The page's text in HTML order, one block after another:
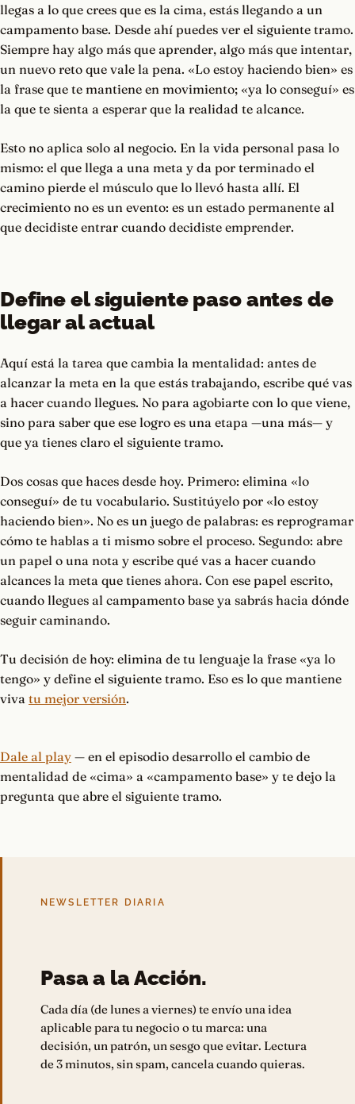
llegas a lo que crees que es la cima, estás llegando a un
campamento base. Desde ahí puedes ver el siguiente tramo.
Siempre hay algo más que aprender, algo más que intentar,
un nuevo reto que vale la pena. «Lo estoy haciendo bien» es
la frase que te mantiene en movimiento; «ya lo conseguí» es
la que te sienta a esperar que la realidad te alcance.
Esto no aplica solo al negocio. En la vida personal pasa lo
mismo: el que llega a una meta y da por terminado el
camino pierde el músculo que lo llevó hasta allí. El
crecimiento no es un evento: es un estado permanente al
que decidiste entrar cuando decidiste emprender.
Define el siguiente paso antes de
llegar al actual
Aquí está la tarea que cambia la mentalidad: antes de
alcanzar la meta en la que estás trabajando, escribe qué vas
a hacer cuando llegues. No para agobiarte con lo que viene,
sino para saber que ese logro es una etapa —una más— y
que ya tienes claro el siguiente tramo.
Dos cosas que haces desde hoy. Primero: elimina «lo
conseguí» de tu vocabulario. Sustitúyelo por «lo estoy
haciendo bien». No es un juego de palabras: es reprogramar
cómo te hablas a ti mismo sobre el proceso. Segundo: abre
un papel o una nota y escribe qué vas a hacer cuando
alcances la meta que tienes ahora. Con ese papel escrito,
cuando llegues al campamento base ya sabrás hacia dónde
seguir caminando.
Tu decisión de hoy: elimina de tu lenguaje la frase «ya lo
tengo» y define el siguiente tramo. Eso es lo que mantiene
viva tu mejor versión.
Dale al play — en el episodio desarrollo el cambio de
mentalidad de «cima» a «campamento base» y te dejo la
pregunta que abre el siguiente tramo.
NEWSLETTER DIARIA
Pasa a la Acción.
Cada día (de lunes a viernes) te envío una idea
aplicable para tu negocio o tu marca: una
decisión, un patrón, un sesgo que evitar. Lectura
de 3 minutos, sin spam, cancela cuando quieras.